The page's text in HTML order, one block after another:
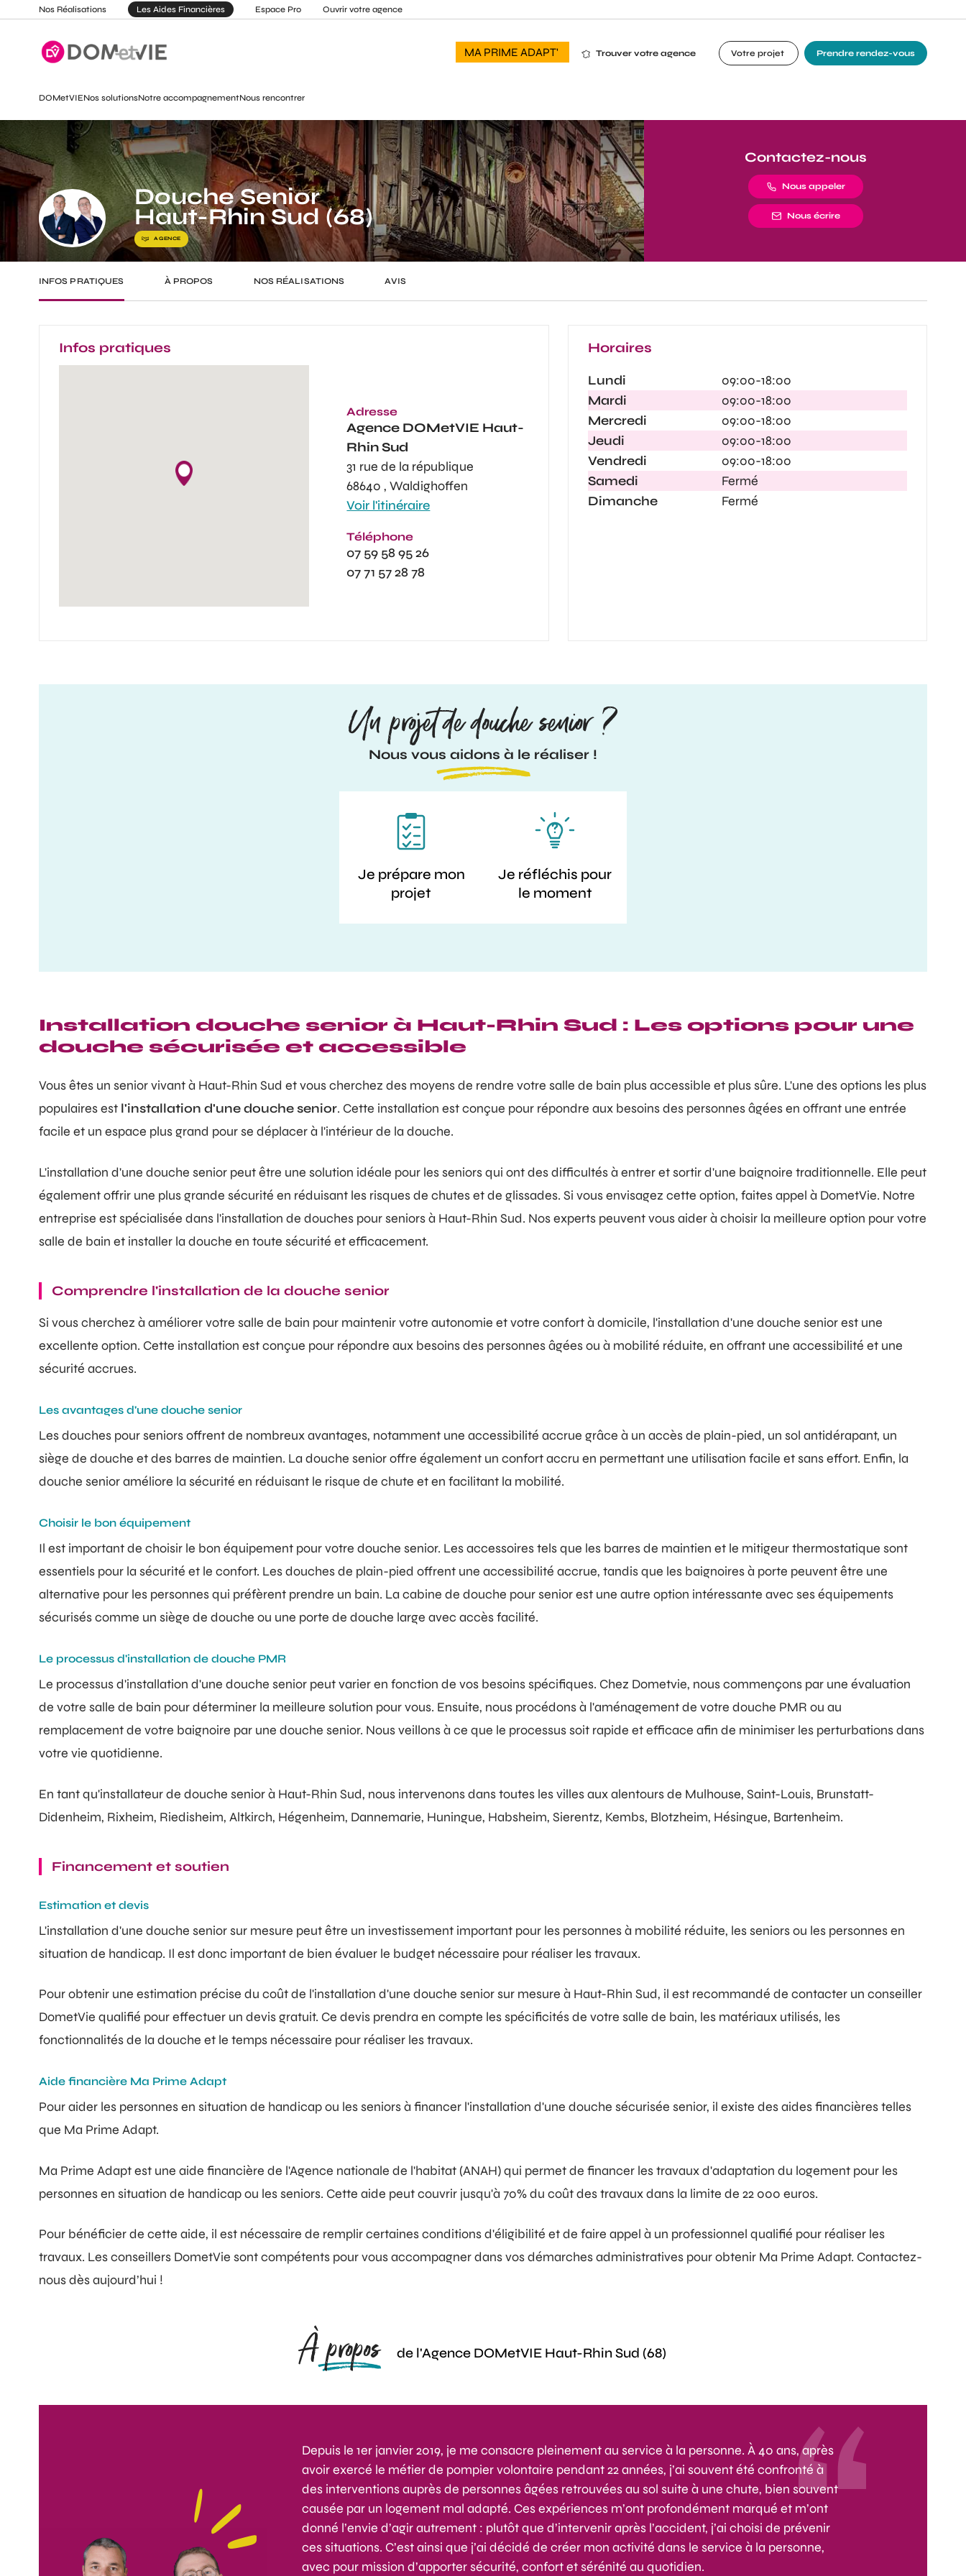
Nos Réalisations Les Aides Financières Espace Pro Ouvrir votre agence
MA PRIME ADAPT' Trouver votre agence Votre projet Prendre rendez-vous
DOMetVIENos solutionsNotre accompagnementNous rencontrer
Douche Senior
Haut-Rhin Sud (68)
AGENCE
Contactez-nous
Nous appeler
Nous écrire
INFOS PRATIQUES À PROPOS NOS RÉALISATIONS AVIS
Infos pratiques
Adresse
Agence DOMetVIE Haut-
Rhin Sud
31 rue de la république
68640 , Waldighoffen
Voir l'itinéraire
Téléphone
07 59 58 95 26
07 71 57 28 78
Horaires
Lundi
09:00-18:00
Mardi
09:00-18:00
Mercredi
09:00-18:00
Jeudi
09:00-18:00
Vendredi
09:00-18:00
Samedi
Fermé
Dimanche
Fermé
Un projet de douche senior ?
Nous vous aidons à le réaliser !
Je prépare mon
projet
Je réfléchis pour
le moment
Installation douche senior à Haut-Rhin Sud : Les options pour une
douche sécurisée et accessible
Vous êtes un senior vivant à Haut-Rhin Sud et vous cherchez des moyens de rendre votre salle de bain plus accessible et plus sûre. L'une des options les plus
populaires est l'installation d'une douche senior. Cette installation est conçue pour répondre aux besoins des personnes âgées en offrant une entrée
facile et un espace plus grand pour se déplacer à l'intérieur de la douche.
L'installation d'une douche senior peut être une solution idéale pour les seniors qui ont des difficultés à entrer et sortir d'une baignoire traditionnelle. Elle peut
également offrir une plus grande sécurité en réduisant les risques de chutes et de glissades. Si vous envisagez cette option, faites appel à DometVie. Notre
entreprise est spécialisée dans l'installation de douches pour seniors à Haut-Rhin Sud. Nos experts peuvent vous aider à choisir la meilleure option pour votre
salle de bain et installer la douche en toute sécurité et efficacement.
Comprendre l'installation de la douche senior
Si vous cherchez à améliorer votre salle de bain pour maintenir votre autonomie et votre confort à domicile, l'installation d'une douche senior est une
excellente option. Cette installation est conçue pour répondre aux besoins des personnes âgées ou à mobilité réduite, en offrant une accessibilité et une
sécurité accrues.
Les avantages d'une douche senior
Les douches pour seniors offrent de nombreux avantages, notamment une accessibilité accrue grâce à un accès de plain-pied, un sol antidérapant, un
siège de douche et des barres de maintien. La douche senior offre également un confort accru en permettant une utilisation facile et sans effort. Enfin, la
douche senior améliore la sécurité en réduisant le risque de chute et en facilitant la mobilité.
Choisir le bon équipement
Il est important de choisir le bon équipement pour votre douche senior. Les accessoires tels que les barres de maintien et le mitigeur thermostatique sont
essentiels pour la sécurité et le confort. Les douches de plain-pied offrent une accessibilité accrue, tandis que les baignoires à porte peuvent être une
alternative pour les personnes qui préfèrent prendre un bain. La cabine de douche pour senior est une autre option intéressante avec ses équipements
sécurisés comme un siège de douche ou une porte de douche large avec accès facilité.
Le processus d'installation de douche PMR
Le processus d'installation d'une douche senior peut varier en fonction de vos besoins spécifiques. Chez Dometvie, nous commençons par une évaluation
de votre salle de bain pour déterminer la meilleure solution pour vous. Ensuite, nous procédons à l'aménagement de votre douche PMR ou au
remplacement de votre baignoire par une douche senior. Nous veillons à ce que le processus soit rapide et efficace afin de minimiser les perturbations dans
votre vie quotidienne.
En tant qu'installateur de douche senior à Haut-Rhin Sud, nous intervenons dans toutes les villes aux alentours de Mulhouse, Saint-Louis, Brunstatt-
Didenheim, Rixheim, Riedisheim, Altkirch, Hégenheim, Dannemarie, Huningue, Habsheim, Sierentz, Kembs, Blotzheim, Hésingue, Bartenheim.
Financement et soutien
Estimation et devis
L'installation d'une douche senior sur mesure peut être un investissement important pour les personnes à mobilité réduite, les seniors ou les personnes en
situation de handicap. Il est donc important de bien évaluer le budget nécessaire pour réaliser les travaux.
Pour obtenir une estimation précise du coût de l'installation d'une douche senior sur mesure à Haut-Rhin Sud, il est recommandé de contacter un conseiller
DometVie qualifié pour effectuer un devis gratuit. Ce devis prendra en compte les spécificités de votre salle de bain, les matériaux utilisés, les
fonctionnalités de la douche et le temps nécessaire pour réaliser les travaux.
Aide financière Ma Prime Adapt
Pour aider les personnes en situation de handicap ou les seniors à financer l'installation d'une douche sécurisée senior, il existe des aides financières telles
que Ma Prime Adapt.
Ma Prime Adapt est une aide financière de l'Agence nationale de l'habitat (ANAH) qui permet de financer les travaux d'adaptation du logement pour les
personnes en situation de handicap ou les seniors. Cette aide peut couvrir jusqu'à 70% du coût des travaux dans la limite de 22 000 euros.
Pour bénéficier de cette aide, il est nécessaire de remplir certaines conditions d'éligibilité et de faire appel à un professionnel qualifié pour réaliser les
travaux. Les conseillers DometVie sont compétents pour vous accompagner dans vos démarches administratives pour obtenir Ma Prime Adapt. Contactez-
nous dès aujourd’hui !
À propos de l'Agence DOMetVIE Haut-Rhin Sud (68)
Depuis le 1er janvier 2019, je me consacre pleinement au service à la personne. À 40 ans, après
avoir exercé le métier de pompier volontaire pendant 22 années, j’ai souvent été confronté à
des interventions auprès de personnes âgées retrouvées au sol suite à une chute, bien souvent
causée par un logement mal adapté. Ces expériences m’ont profondément marqué et m’ont
donné l’envie d’agir autrement : plutôt que d’intervenir après l’accident, j’ai choisi de prévenir
ces situations. C’est ainsi que j’ai décidé de créer mon activité dans le service à la personne,
avec pour mission d’apporter sécurité, confort et sérénité au quotidien.